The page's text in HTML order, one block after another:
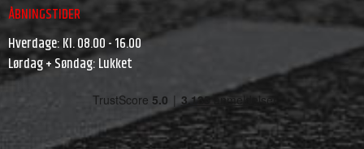
ÅBNINGSTIDER
Hverdage: Kl. 08.00 - 16.00
Lørdag + Søndag: Lukket